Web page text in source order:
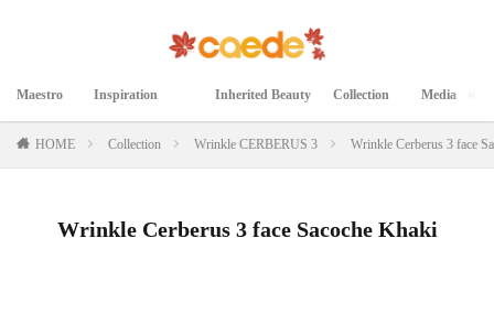
Maestro
マエストロ
Inspiration
インスピレーション
Inherited Beauty
継承された美
Collection
コレクション
Media
メディア掲載
HOME Collection Wrinkle CERBERUS 3 Wrinkle Cerberus 3 face
Wrinkle Cerberus 3 face Sacoche Khaki